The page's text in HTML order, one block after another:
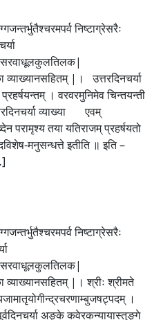
निष्टाग्रेसरैः
व्याख्यानसहितम् |। उत्तरदिनचर्या
। वरवरमुनिमेव चिन्तयन्ती
व्याख्या एवम्
परामृश्य तया यतिराजम् प्रहर्षयतो
मनुसन्धत्ते इतीति ॥ इति –
निष्टाग्रेसरैः
व्याख्यानसहितम् |। श्रीः श्रीमते
।
अङ्के कवेरकन्यायास्तुङ्गे